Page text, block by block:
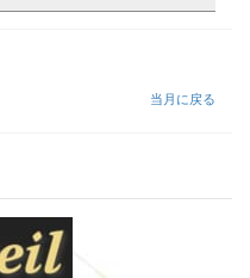
当月に戻る